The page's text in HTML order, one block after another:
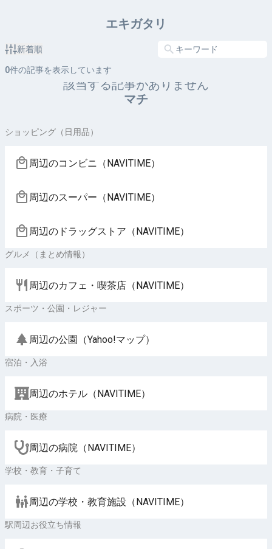
エキガタリ
新着順
0件の記事を表示しています
該当する記事がありません
マチ
ショッピング（日用品）
周辺のコンビニ（NAVITIME）
周辺のスーパー（NAVITIME）
周辺のドラッグストア（NAVITIME）
グルメ（まとめ情報）
周辺のカフェ・喫茶店（NAVITIME）
スポーツ・公園・レジャー
周辺の公園（Yahoo!マップ）
宿泊・入浴
周辺のホテル（NAVITIME）
病院・医療
周辺の病院（NAVITIME）
学校・教育・子育て
周辺の学校・教育施設（NAVITIME）
駅周辺お役立ち情報